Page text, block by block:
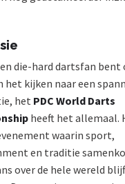
die-hard dartsfan bent
het kijken naar een
het PDC World Darts
heeft het allemaal.
waarin sport,
en traditie
over de hele wereld